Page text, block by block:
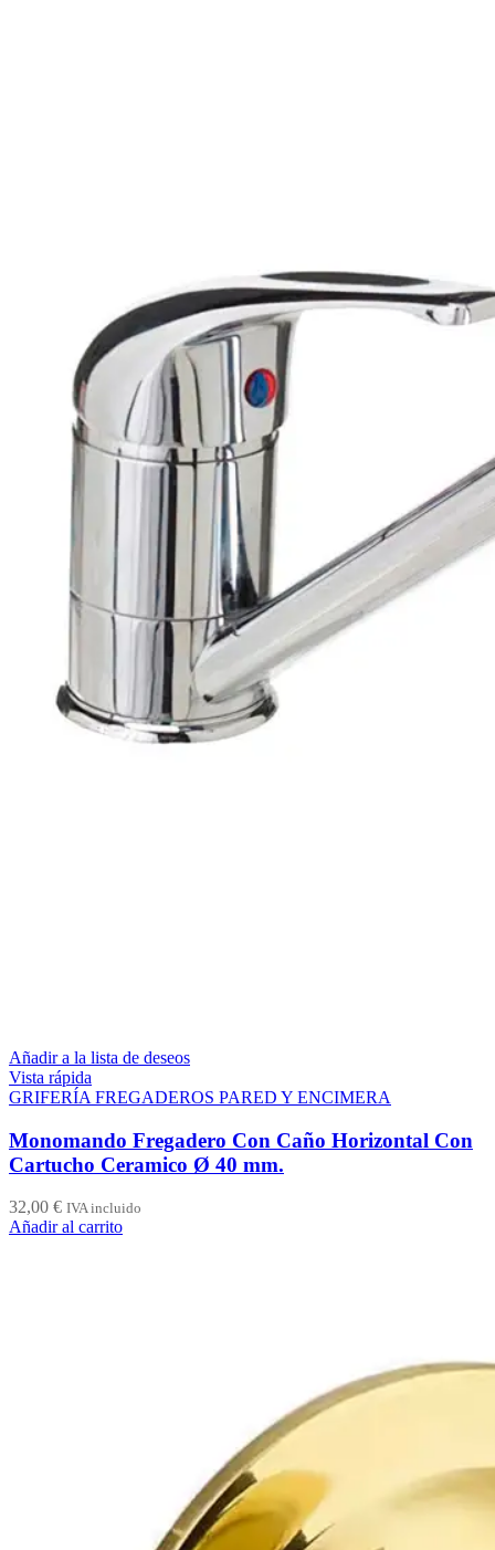
Añadir a la lista de deseos
Vista rápida
GRIFERÍA FREGADEROS PARED Y ENCIMERA
Monomando Fregadero Con Caño Horizontal Con
Cartucho Ceramico Ø 40 mm.
32,00 € IVA incluido
Añadir al carrito